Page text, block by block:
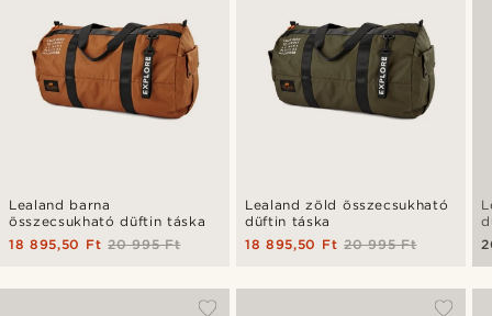
Lealand barna
összecsukható düftin táska
20 995 Ft
18 895,50 Ft
Lealand zöld összecsukható
düftin táska
20 995 Ft
18 895,50 Ft